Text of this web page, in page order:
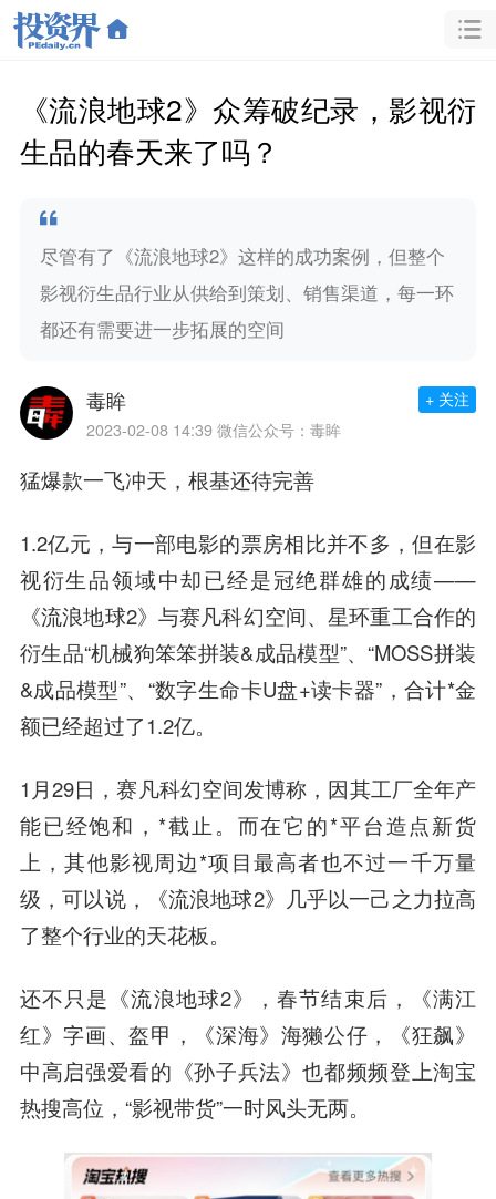
《流浪地球2》众筹破纪录，影视衍
生品的春天来了吗？
尽管有了《流浪地球2》这样的成功案例，但整个
影视衍生品行业从供给到策划、销售渠道，每一环
都还有需要进一步拓展的空间
毒眸
2023-02-08 14:39 微信公众号：毒眸
+ 关注
猛爆款一飞冲天，根基还待完善
1.2亿元，与一部电影的票房相比并不多，但在影
视衍生品领域中却已经是冠绝群雄的成绩——
《流浪地球2》与赛凡科幻空间、星环重工合作的
衍生品“机械狗笨笨拼装&成品模型”、“MOSS拼装
&成品模型”、“数字生命卡U盘+读卡器”，合计*金
额已经超过了1.2亿。
1月29日，赛凡科幻空间发博称，因其工厂全年产
能已经饱和，*截止。而在它的*平台造点新货
上，其他影视周边*项目最高者也不过一千万量
级，可以说，《流浪地球2》几乎以一己之力拉高
了整个行业的天花板。
还不只是《流浪地球2》，春节结束后，《满江
红》字画、盔甲，《深海》海獭公仔，《狂飙》
中高启强爱看的《孙子兵法》也都频频登上淘宝
热搜高位，“影视带货”一时风头无两。